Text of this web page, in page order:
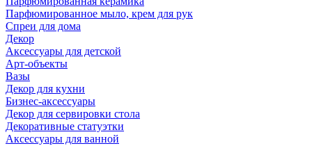
Парфюмированное мыло, крем для рук
Спреи для дома
Декор
Аксессуары для детской
Арт-объекты
Вазы
Декор для кухни
Бизнес-аксессуары
Декор для сервировки стола
Декоративные статуэтки
Аксессуары для ванной